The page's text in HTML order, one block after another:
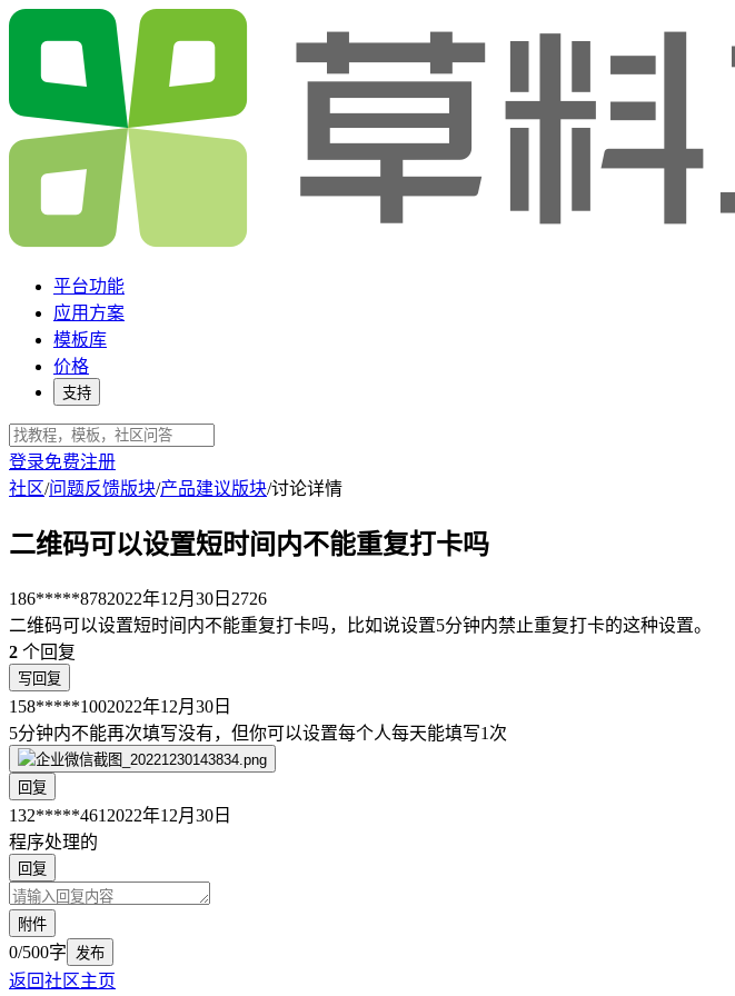
平台功能
应用方案
模板库
价格
支持
登录免费注册
社区/问题反馈版块/产品建议版块/讨论详情
二维码可以设置短时间内不能重复打卡吗
186*****8782022年12月30日 2726
二维码可以设置短时间内不能重复打卡吗，比如说设置5分钟内禁止重复打卡的这种设置。
2 个回复
写回复
158*****1002022年12月30日
5分钟内不能再次填写没有，但你可以设置每个人每天能填写1次
回复
132*****461 2022年12月30日
程序处理的
回复
附件
0/500字 发布
返回社区主页